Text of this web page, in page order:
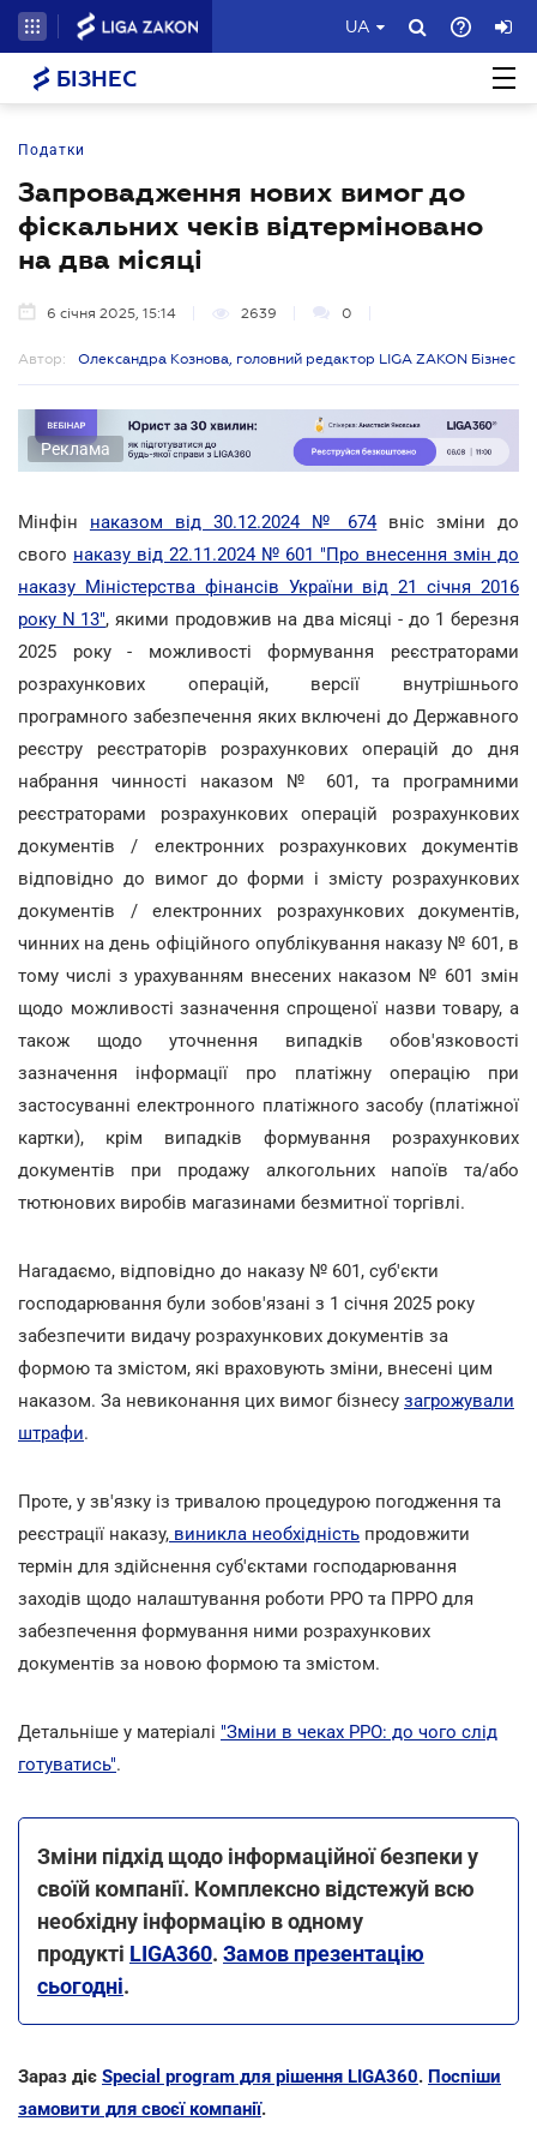
UA
БІЗНЕС
Податки
Запровадження нових вимог до
фіскальних чеків відтерміновано
на два місяці
6 січня 2025, 15:14 2639 0
Автор: Олександра Кознова, головний редактор LIGA ZAKON Бізнес
Реклама
Мінфін наказом від 30.12.2024 № 674вніс зміни до
свого наказу від 22.11.2024 № 601 "Про внесення змін до
наказу Міністерства фінансів України від 21 січня 2016
року N 13", якими продовжив на два місяці - до 1 березня
2025 року - можливості формування реєстраторами
розрахункових операцій, версії внутрішнього
програмного забезпечення яких включені до Державного
реєстру реєстраторів розрахункових операцій до дня
набрання чинності наказом № 601, та програмними
реєстраторами розрахункових операцій розрахункових
документів / електронних розрахункових документів
відповідно до вимог до форми і змісту розрахункових
документів / електронних розрахункових документів,
чинних на день офіційного опублікування наказу № 601, в
тому числі з урахуванням внесених наказом № 601 змін
щодо можливості зазначення спрощеної назви товару, а
також щодо уточнення випадків обов'язковості
зазначення інформації про платіжну операцію при
застосуванні електронного платіжного засобу (платіжної
картки), крім випадків формування розрахункових
документів при продажу алкогольних напоїв та/або
тютюнових виробів магазинами безмитної торгівлі.
Нагадаємо, відповідно до наказу № 601, суб'єкти
господарювання були зобов'язані з 1 січня 2025 року
забезпечити видачу розрахункових документів за
формою та змістом, які враховують зміни, внесені цим
наказом. За невиконання цих вимог бізнесу загрожували
штрафи.
Проте, у зв'язку із тривалою процедурою погодження та
реєстрації наказу, виникла необхідність продовжити
термін для здійснення суб'єктами господарювання
заходів щодо налаштування роботи РРО та ПРРО для
забезпечення формування ними розрахункових
документів за новою формою та змістом.
Детальніше у матеріалі "Зміни в чеках РРО: до чого слід
готуватись".
Зміни підхід щодо інформаційної безпеки у
своїй компанії. Комплексно відстежуй всю
необхідну інформацію в одному
продукті LIGA360. Замов презентацію
сьогодні.
Зараз діє Special program для рішення LIGA360. Поспіши
замовити для своєї компанії.